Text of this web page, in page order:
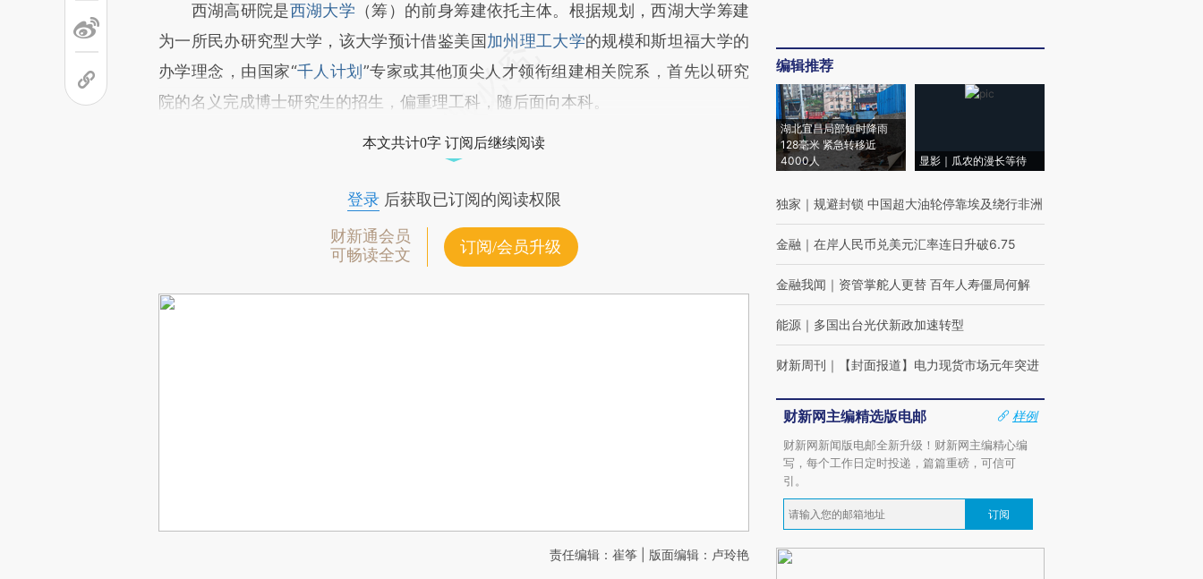
西湖高研院是西湖大学 （筹）的前身筹建依托主体。根据规划，西湖大学筹建
为一所民办研究型大学，该大学预计借鉴美国加州理工大学的规模和斯坦福大学的
办学理念，由国家“千人计划 ”专家或其他顶尖人才领衔组建相关院系，首先以研究
院的名义完成博士研究生的招生，偏重理工科，随后面向本科。
本文共计0字 订阅后继续阅读
登录后获取已订阅的阅读权限
财新通会员
可畅读全文
订阅/会员升级
责任编辑：崔筝 | 版面编辑：卢玲艳
编辑推荐
湖北宜昌局部短时降雨
128毫米 紧急转移近
4000人
显影｜瓜农的漫长等待
独家 ｜ 规避封锁 中国超大油轮停靠埃及绕行非洲
金融 ｜ 在岸人民币兑美元汇率连日升破6.75
金融我闻 ｜ 资管掌舵人更替 百年人寿僵局何解
能源 ｜ 多国出台光伏新政加速转型
财新周刊 ｜ 【封面报道】电力现货市场元年突进
财新网主编精选版电邮
样例
财新网新闻版电邮全新升级！财新网主编精心编
写，每个工作日定时投递，篇篇重磅，可信可
引。
订阅